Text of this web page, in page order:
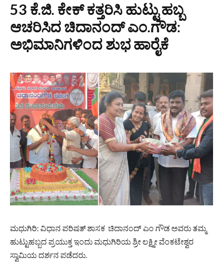
53 ಕೆ.ಜಿ. ಕೇಕ್ ಕತ್ತರಿಸಿ ಹುಟ್ಟು ಹಬ್ಬ
ಆಚರಿಸಿದ ಚಿದಾನಂದ್ ಎಂ.ಗೌಡ:
ಅಭಿಮಾನಿಗಳಿಂದ ಶುಭ ಹಾರೈಕೆ
ಮಧುಗಿರಿ: ವಿಧಾನ ಪರಿಷತ್ ಶಾಸಕ ಚಿದಾನಂದ್ ಎಂ ಗೌಡ ಅವರು ತಮ್ಮ
ಹುಟ್ಟುಹಬ್ಬದ ಪ್ರಯುಕ್ತ ಇಂದು ಮಧುಗಿರಿಯ ಶ್ರೀ ಲಕ್ಷ್ಮೀ ವೆಂಕಟೇಶ್ವರ
ಸ್ವಾಮಿಯ ದರ್ಶನ ಪಡೆದರು.